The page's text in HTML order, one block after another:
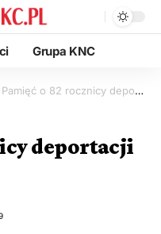
Grupa KNC
Pamięć o 82 rocznicy deportacji Polaków na Sybir
deportacji